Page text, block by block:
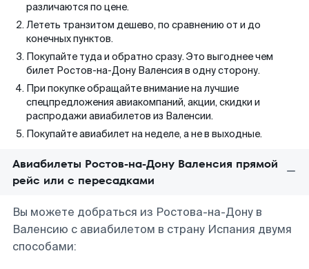
различаются по цене.
Лететь транзитом дешево, по сравнению от и до
конечных пунктов.
Покупайте туда и обратно сразу. Это выгоднее чем
билет Ростов-на-Дону Валенсия в одну сторону.
При покупке обращайте внимание на лучшие
спецпредложения авиакомпаний, акции, скидки и
распродажи авиабилетов из Валенсии.
Покупайте авиабилет на неделе, а не в выходные.
Авиабилеты Ростов-на-Дону Валенсия прямой
рейс или с пересадками
Вы можете добраться из Ростова-на-Дону в
Валенсию с авиабилетом в страну Испания двумя
способами: